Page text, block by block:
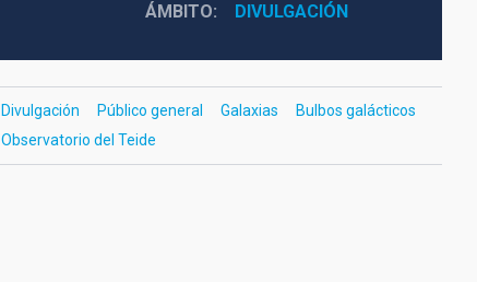
ÁMBITO
DIVULGACIÓN
Divulgación Público general Galaxias
Bulbos galácticos
Observatorio del Teide